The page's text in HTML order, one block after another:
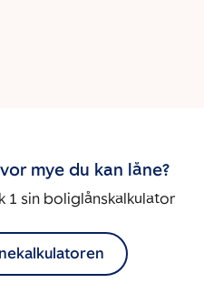
mye du kan låne?
1 sin boliglånskalkulator